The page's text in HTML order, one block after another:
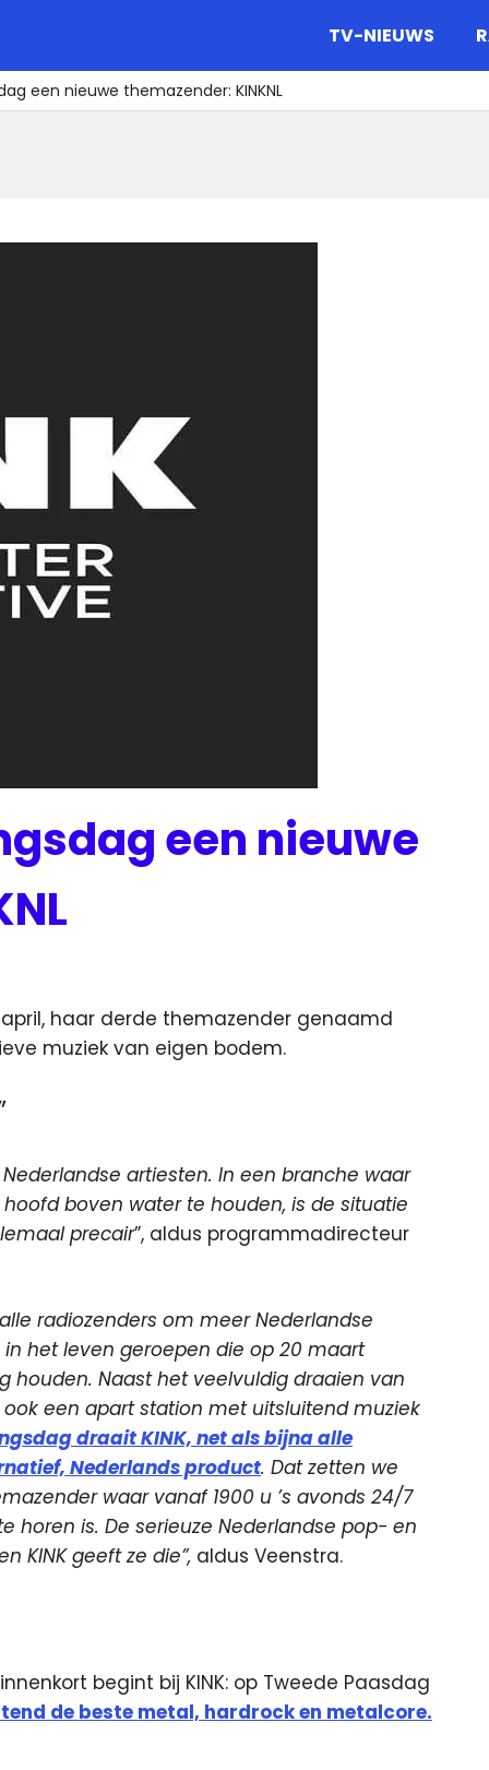
TV-NIEUWS
een nieuwe themazender: KINKNL
een nieuwe
haar derde themazender genaamd
muziek van eigen bodem.
artiesten. In een branche waar
boven water te houden, is de situatie
precair”, aldus programmadirecteur
radiozenders om meer Nederlandse
in het leven geroepen die op 20 maart
houden. Naast het veelvuldig draaien van
een apart station met uitsluitend muziek
draait KINK, net als bijna alle
Nederlands product. Dat zetten we
waar vanaf 1900 u ’s avonds 24/7
horen is. De serieuze Nederlandse pop- en
KINK geeft ze die”, aldus Veenstra.
begint bij KINK: op Tweede Paasdag
de beste metal, hardrock en metalcore.